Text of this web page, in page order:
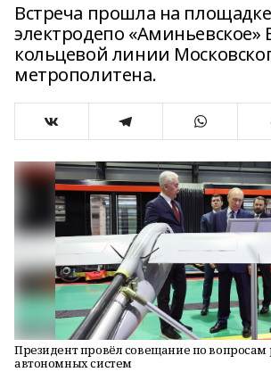
Встреча прошла на площадке
электродепо
кольцевой линии
метрополитена.
Президент провёл совещание по вопросам
автономных систем